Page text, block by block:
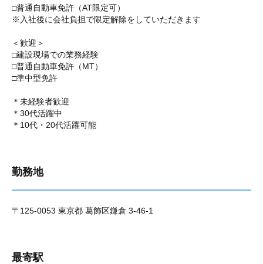
□普通自動車免許（AT限定可）
※入社後に会社負担で限定解除をしていただきます
＜歓迎＞
□建設現場での業務経験
□普通自動車免許（MT）
□準中型免許
＊未経験者歓迎
＊30代活躍中
＊10代・20代活躍可能
勤務地
〒125-0053 東京都 葛飾区鎌倉 3-46-1
最寄駅